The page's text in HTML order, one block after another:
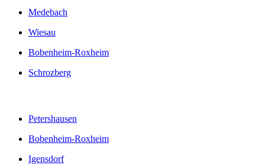
Medebach
Wiesau
Bobenheim-Roxheim
Schrozberg
Petershausen
Bobenheim-Roxheim
Igensdorf